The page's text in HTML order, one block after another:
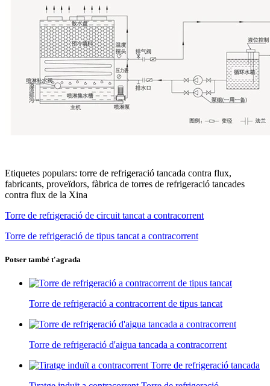
Etiquetes populars: torre de refrigeració tancada contra flux,
fabricants, proveïdors, fàbrica de torres de refrigeració tancades
contra flux de la Xina
Torre de refrigeració de circuit tancat a contracorrent
Torre de refrigeració de tipus tancat a contracorrent
Potser també t'agrada
Torre de refrigeració a contracorrent de tipus tancat
Torre de refrigeració d'aigua tancada a contracorrent